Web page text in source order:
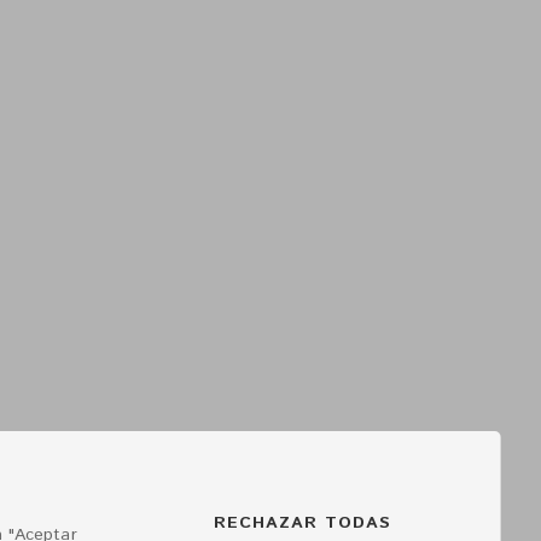
"Aceptar RECHAZAR TODAS